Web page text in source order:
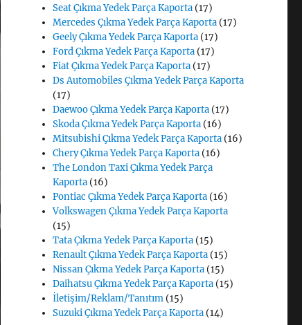
Seat Çıkma Yedek Parça Kaporta (17)
Mercedes Çıkma Yedek Parça Kaporta (17)
Geely Çıkma Yedek Parça Kaporta (17)
Ford Çıkma Yedek Parça Kaporta (17)
Fiat Çıkma Yedek Parça Kaporta (17)
Ds Automobiles Çıkma Yedek Parça Kaporta
(17)
Daewoo Çıkma Yedek Parça Kaporta (17)
Skoda Çıkma Yedek Parça Kaporta (16)
Mitsubishi Çıkma Yedek Parça Kaporta (16)
Chery Çıkma Yedek Parça Kaporta (16)
The London Taxi Çıkma Yedek Parça
Kaporta (16)
Pontiac Çıkma Yedek Parça Kaporta (16)
Volkswagen Çıkma Yedek Parça Kaporta
(15)
Tata Çıkma Yedek Parça Kaporta (15)
Renault Çıkma Yedek Parça Kaporta (15)
Nissan Çıkma Yedek Parça Kaporta (15)
Daihatsu Çıkma Yedek Parça Kaporta (15)
İletişim/Reklam/Tanıtım (15)
Suzuki Çıkma Yedek Parça Kaporta (14)